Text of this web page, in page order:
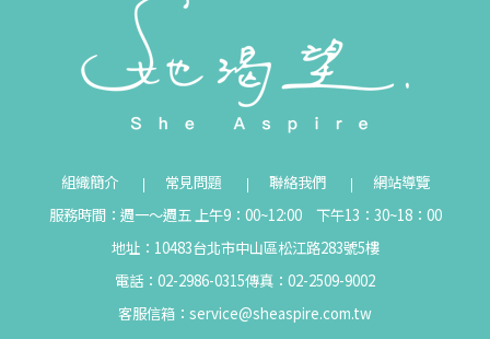
組織簡介 常見問題 聯絡我們
網站導覽
服務時間：週一～週五 上午9：00~12:00 下午13：30~18：00
地址：10483台北市中山區松江路283號5樓
電話：02-2986-0315傳真：02-2509-9002
客服信箱： service@sheaspire.com.tw